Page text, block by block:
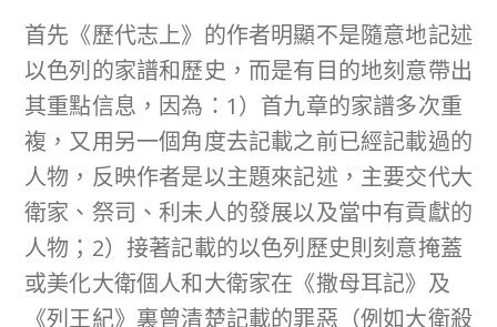
首先《歷代志上》的作者明顯不是隨意地記述
以色列的家譜和歷史，而是有目的地刻意帶出
其重點信息，因為：1）首九章的家譜多次重
複，又用另一個角度去記載之前已經記載過的
人物，反映作者是以主題來記述，主要交代大
衛家、祭司、利未人的發展以及當中有貢獻的
人物；2）接著記載的以色列歷史則刻意掩蓋
或美化大衛個人和大衛家在《撒母耳記》及
《列王紀》裏曾清楚記載的罪惡（例如大衛殺